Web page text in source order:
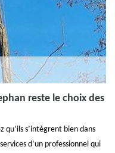
reste le choix des
qu’ils s’intègrent bien dans
d’un professionnel qui